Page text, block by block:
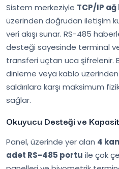
Sistem merkeziyle TCP/IP
üzerinden doğrudan iletişim
veri akışı sunar. RS-485
desteği sayesinde terminal
transferi uçtan uca şifrelenir.
dinleme veya kablo
saldırılara karşı maksimum
sağlar.
Okuyucu Desteği ve
Panel, üzerinde yer alan 4
adet RS-485 portu ile çok